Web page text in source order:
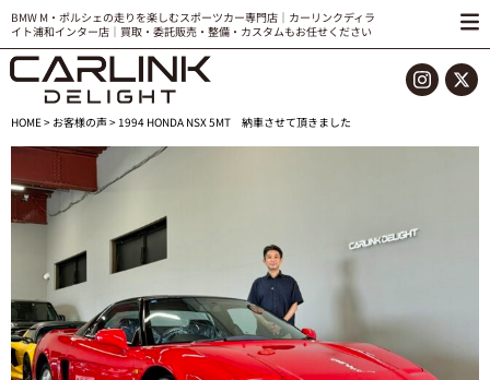
BMW M・ポルシェの走りを楽しむスポーツカー専門店｜カーリンクディラ
イト浦和インター店｜買取・委託販売・整備・カスタムもお任せください
HOME> お客様の声> 1994 HONDA NSX 5MT 納車させて頂きました